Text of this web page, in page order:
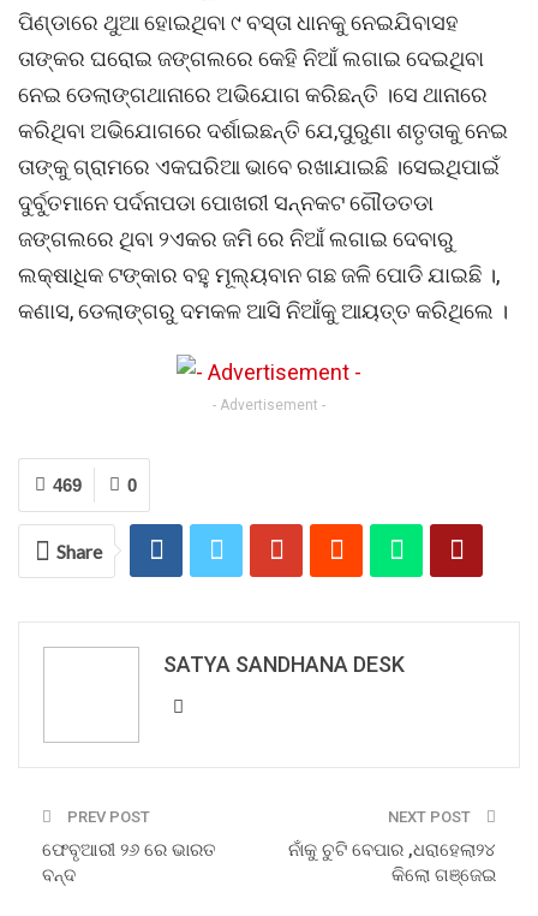
ପିଣ୍ଡାରେ ଥୁଆ ହୋଇଥିବା ୯ ବସ୍ତା ଧାନକୁ ନେଇଯିବାସହ
ତାଙ୍କର ଘରୋଇ ଜଙ୍ଗଲରେ କେହି ନିଆଁ ଲଗାଇ ଦେଇଥିବା
ନେଇ ଡେଲାଙ୍ଗଥାନାରେ ଅଭିଯୋଗ କରିଛନ୍ତି ।ସେ ଥାନାରେ
କରିଥିବା ଅଭିଯୋଗରେ ଦର୍ଶାଇଛନ୍ତି ଯେ,ପୁରୁଣା ଶତୃତାକୁ ନେଇ
ତାଙ୍କୁ ଗ୍ରାମରେ ଏକଘରିଆ ଭାବେ ରଖାଯାଇଛି ।ସେଇଥିପାଇଁ
ଦୁର୍ବୁତମାନେ ପର୍ଦନାପଡା ପୋଖରୀ ସନ୍ନକଟ ଗୌଡତଡା
ଜଙ୍ଗଲରେ ଥିବା ୨ଏକର ଜମି ରେ ନିଆଁ ଲଗାଇ ଦେବାରୁ
ଲକ୍ଷାଧିକ ଟଙ୍କାର ବହୁ ମୂଲ୍ୟବାନ ଗଛ ଜଳି ପୋଡି ଯାଇଛି ।,
କଣାସ, ଡେଲାଙ୍ଗରୁ ଦମକଳ ଆସି ନିଆଁକୁ ଆୟତ୍ତ କରିଥିଲେ ।
- Advertisement -
0
469
Share
SATYA SANDHANA DESK
PREV POST
ଫେବୃଆରୀ ୨୬ ରେ ଭାରତ
ବନ୍ଦ
NEXT POST
ନାଁକୁ ଚୁଟି ବେପାର ,ଧରାହେଲା୨୪
କିଲୋ ଗଞ୍ଜେଇ